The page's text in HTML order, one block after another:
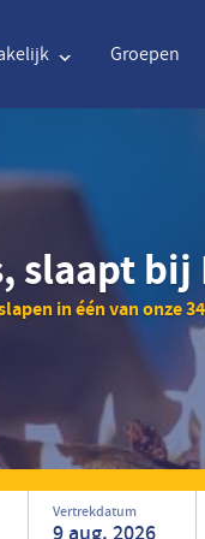
Groepen
Euro
Euro
New Zealand Dollar
Czech Koruna
slaapt
in één van onze
Vertrekdatum